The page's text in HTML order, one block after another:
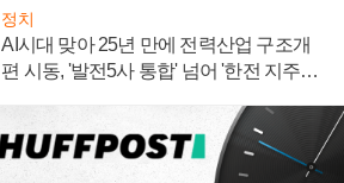
정치
AI시대 맞아 25년 만에 전력산업 구조개
편 시동, '발전5사 통합' 넘어 '한전 지주사'